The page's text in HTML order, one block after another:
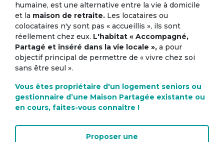
humaine, est une alternative entre la vie à domicile
et la maison de retraite. Les locataires ou
colocataires n'y sont pas « accueillis », ils sont
réellement chez eux. L'habitat « Accompagné,
Partagé et inséré dans la vie locale », a pour
objectif principal de permettre de « vivre chez soi
sans être seul ».
Vous êtes propriétaire d'un logement seniors ou
gestionnaire d’une Maison Partagée existante ou
en cours, faites-vous connaître !
Proposer une